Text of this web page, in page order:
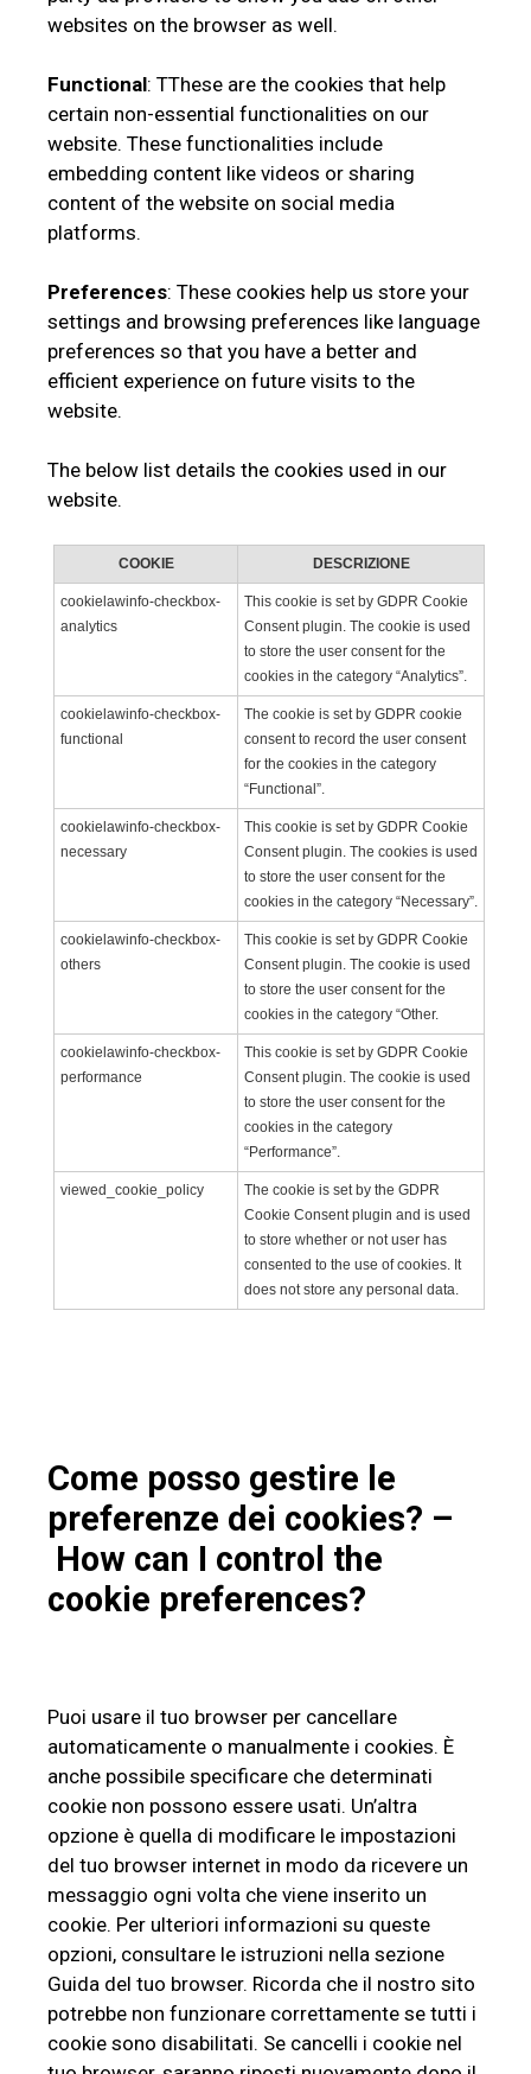
websites on the browser as well.
Functional: TThese are the cookies that help
certain non-essential functionalities on our
website. These functionalities include
embedding content like videos or sharing
content of the website on social media
platforms.
Preferences: These cookies help us store your
settings and browsing preferences like language
preferences so that you have a better and
efficient experience on future visits to the
website.
The below list details the cookies used in our
website.
COOKIE DESCRIZIONE
cookielawinfo-checkbox-
analytics
This cookie is set by GDPR Cookie
Consent plugin. The cookie is used
to store the user consent for the
cookies in the category “Analytics”.
cookielawinfo-checkbox-
functional
The cookie is set by GDPR cookie
consent to record the user consent
for the cookies in the category
“Functional”.
cookielawinfo-checkbox-
necessary
This cookie is set by GDPR Cookie
Consent plugin. The cookies is used
to store the user consent for the
cookies in the category “Necessary”.
cookielawinfo-checkbox-
others
This cookie is set by GDPR Cookie
Consent plugin. The cookie is used
to store the user consent for the
cookies in the category “Other.
cookielawinfo-checkbox-
performance
This cookie is set by GDPR Cookie
Consent plugin. The cookie is used
to store the user consent for the
cookies in the category
“Performance”.
viewed_cookie_policy
The cookie is set by the GDPR
Cookie Consent plugin and is used
to store whether or not user has
consented to the use of cookies. It
does not store any personal data.
Come posso gestire le
preferenze dei cookies? –
How can I control the
cookie preferences?
Puoi usare il tuo browser per cancellare
automaticamente o manualmente i cookies. È
anche possibile specificare che determinati
cookie non possono essere usati. Un’altra
opzione è quella di modificare le impostazioni
del tuo browser internet in modo da ricevere un
messaggio ogni volta che viene inserito un
cookie. Per ulteriori informazioni su queste
opzioni, consultare le istruzioni nella sezione
Guida del tuo browser. Ricorda che il nostro sito
potrebbe non funzionare correttamente se tutti i
cookie sono disabilitati. Se cancelli i cookie nel